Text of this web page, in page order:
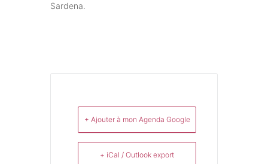
Sardena.
+ Ajouter à mon Agenda Google
+ iCal / Outlook export